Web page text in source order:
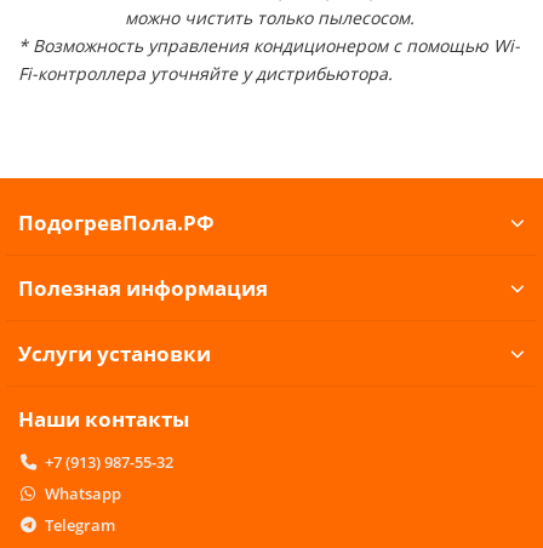
можно чистить только пылесосом.
* Возможность управления кондиционером с помощью Wi-
Fi-контроллера уточняйте у дистрибьютора.
ПодогревПола.РФ
Полезная информация
Услуги установки
Наши контакты
+7 (913) 987-55-32
Whatsapp
Telegram